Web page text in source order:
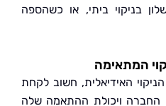
ביתי, או כשהספה
חשוב לקחת
ויכולת ההתאמה שלה